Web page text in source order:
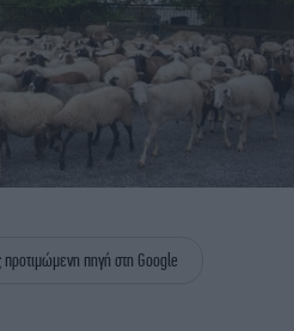
TRAVEL
ΥΓΕΙΑ
ΟΛΥΜΠΙΑΚΟΙ ΑΓΩΝΕΣ
GREEN
iAUTOKINITO
THE OCEAN
πηγή στη Google